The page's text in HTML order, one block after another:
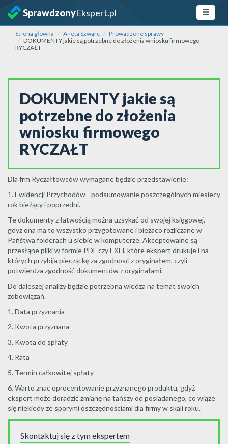
SprawdzonyEkspert.pl
Strona główna Aneta Szwarc
Prowadzone sprawy
DOKUMENTY jakie są potrzebne do złożenia wniosku firmowego
RYCZAŁT
DOKUMENTY jakie są
potrzebne do złożenia
wniosku firmowego
RYCZAŁT
Dla frm Ryczałtowców wymagane będzie przedstawienie:
1. Ewidencji Przychodów - podsumowanie poszczególnych miesiecy
rok bieżący i poprzedni.
Te dokumenty z łatwością można uzsykać od swojej księgowej,
gdyz ona ma to wszystko przygotowane i biezaco rozliczane w
Pańśtwa folderach u siebie w komputerze. Akceptowalne są
przesłąne pliki w formie PDF czy EXEl, które ekspert drukuje i na
których przybija pieczątkę za zgodnosć z oryginałem, czyli
potwierdza zgodność dokumentów z oryginałami.
Do daleszej analizy będzie potrzebna wiedza na temat swoich
zobowiązań.
1. Data przyznania
2. Kwota przyznana
3. Kwota do spłaty
4. Rata
5. Termin całkowitej spłaty
6. Warto znac oprocentowanie przyznanego produktu, gdyż
ekspert może doradzić zmianę na tańszy od posiadanego, co wiąże
się niekiedy ze sporymi oszczędnościami dla firmy w skali roku.
Skontaktuj się z tym ekspertem